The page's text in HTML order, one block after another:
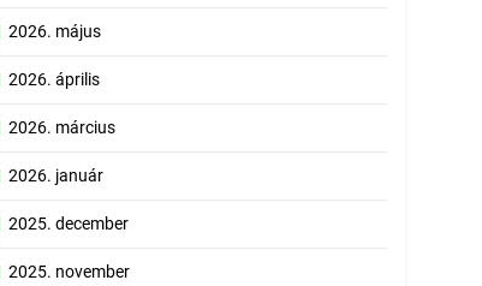
2026. május
2026. április
2026. március
2026. január
2025. december
2025. november